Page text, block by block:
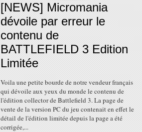
[NEWS] Micromania
dévoile par erreur le
contenu de
BATTLEFIELD 3 Edition
Limitée
Voila une petite bourde de notre vendeur français
qui dévoile aux yeux du monde le contenu de
l'édition collector de Battlefield 3. La page de
vente de la version PC du jeu contenait en effet le
détail de l'édition limitée depuis la page a été
corrigée,...